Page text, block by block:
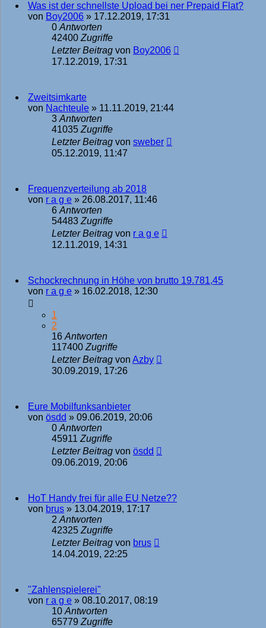
Was ist der schnellste Upload bei ner Prepaid Flat?
von Boy2006 » 17.12.2019, 17:31
0Antworten
42400Zugriffe
Letzter Beitrag von Boy2006
17.12.2019, 17:31
Zweitsimkarte
von Nachteule » 11.11.2019, 21:44
3Antworten
41035Zugriffe
Letzter Beitrag von sweber
05.12.2019, 11:47
Frequenzverteilung ab 2018
von r a g e » 26.08.2017, 11:46
6Antworten
54483Zugriffe
Letzter Beitrag von r a g e
12.11.2019, 14:31
Schockrechnung in Höhe von brutto 19.781,45
von r a g e » 16.02.2018, 12:30
1
2
16Antworten
117400Zugriffe
Letzter Beitrag von Azby
30.09.2019, 17:26
Eure Mobilfunksanbieter
von ösdd » 09.06.2019, 20:06
0Antworten
45911Zugriffe
Letzter Beitrag von ösdd
09.06.2019, 20:06
HoT Handy frei für alle EU Netze??
von brus » 13.04.2019, 17:17
2Antworten
42325Zugriffe
Letzter Beitrag von brus
14.04.2019, 22:25
"Zahlenspielerei"
von r a g e » 08.10.2017, 08:19
10Antworten
65779Zugriffe